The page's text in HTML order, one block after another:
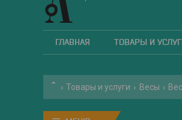
ГЛАВНАЯ ТОВАРЫ И
Товары и услуги Весы